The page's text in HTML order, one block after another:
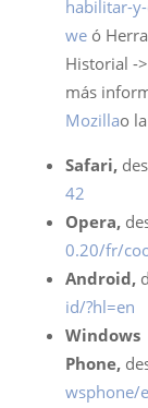
habilitar-
weó
Historial -
más
Mozillao
Safari,
42
Opera,
0.20/fr/
Android,
id/?hl=en
Windows
Phone,
wsphone/